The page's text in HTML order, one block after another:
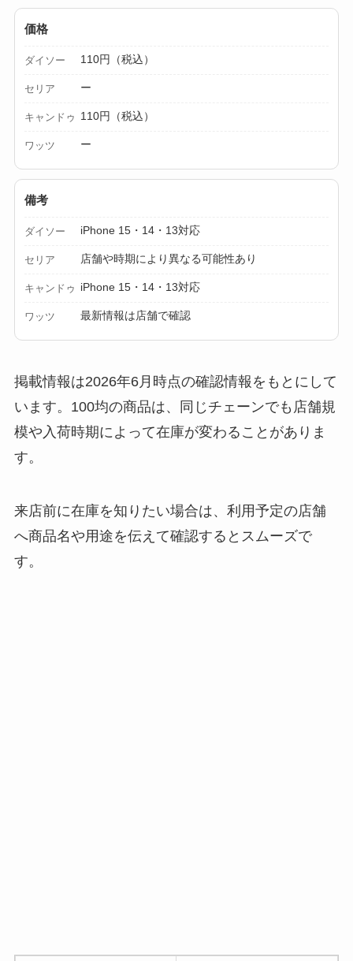
価格
ダイソー 110円（税込）
セリア ー
キャンドゥ 110円（税込）
ワッツ ー
備考
ダイソー iPhone 15・14・13対応
セリア 店舗や時期により異なる可能性あり
キャンドゥ iPhone 15・14・13対応
ワッツ 最新情報は店舗で確認
掲載情報は2026年6月時点の確認情報をもとにして
います。100均の商品は、同じチェーンでも店舗規
模や入荷時期によって在庫が変わることがありま
す。
来店前に在庫を知りたい場合は、利用予定の店舗
へ商品名や用途を伝えて確認するとスムーズで
す。